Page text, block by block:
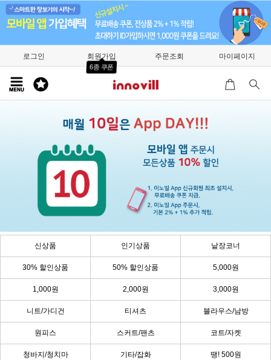
로그인 회원가입
6종 쿠폰
주문조회 마이페이지
신상품 인기상품 낱장코너
30% 할인상품 50% 할인상품 5,000원
1,000원 2,000원 3,000원
니트/가디건 티셔츠 블라우스/남방
원피스 스커트/팬츠 코트/자켓
청바지/청치마 기타/잡화 땡! 500원